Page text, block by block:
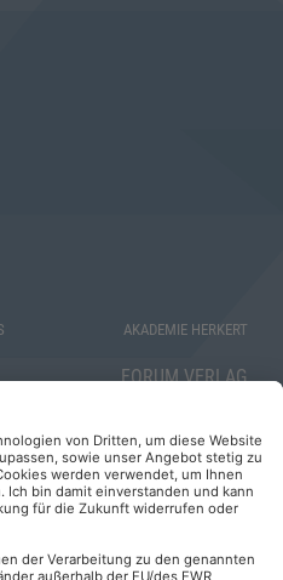
AKADEMIE HERKERT
FORUM VERLAG
18
86504 Merching
Telefon: +49
(0)8233 381-123
(0)8233 381-222